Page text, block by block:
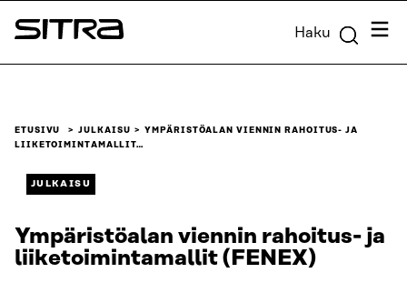
Siirry
suoraan
Sitra Haku
ETUSIVU JULKAISU
YMPÄRISTÖALAN VIENNIN RAHOITUS- JA
LIIKETOIMINTAMALLIT…
JULKAISU
Ympäristöalan viennin rahoitus- ja
liiketoimintamallit (FENEX)